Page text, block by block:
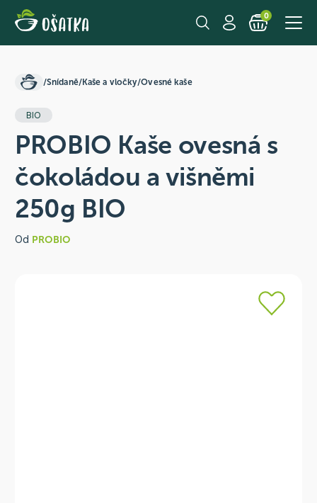
0
/Snídaně/Kaše a vločky/Ovesné kaše
BIO
PROBIO Kaše ovesná s
čokoládou a višněmi
250g BIO
Od PROBIO